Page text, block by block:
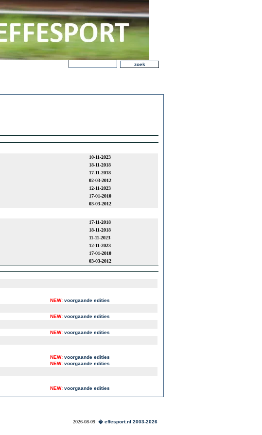
10-11-2023
18-11-2018
17-11-2018
02-03-2012
12-11-2023
17-01-2010
03-03-2012
17-11-2018
18-11-2018
11-11-2023
12-11-2023
17-01-2010
03-03-2012
NEW: voorgaande edities
NEW: voorgaande edities
NEW: voorgaande edities
NEW: voorgaande edities
NEW: voorgaande edities
NEW: voorgaande edities
2026-08-09 � effesport.nl 2003-2026